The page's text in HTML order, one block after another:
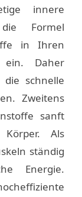
innere
Formel
in Ihren
ein. Daher
schnelle
Zweitens
sanft
Als
ständig
Energie.